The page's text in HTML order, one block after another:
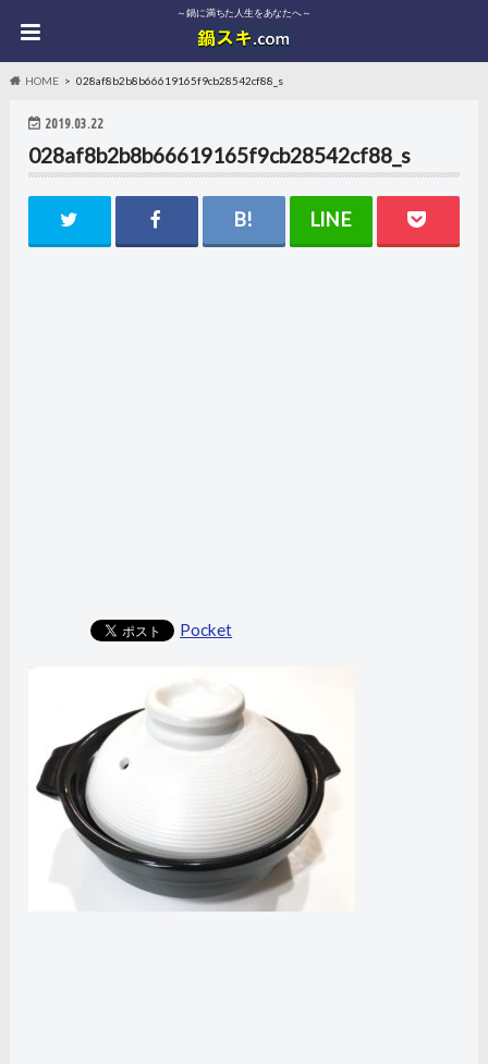
～鍋に満ちた人生をあなたへ～
HOME 028af8b2b8b66619165f9cb28542cf88_s
2019.03.22
028af8b2b8b66619165f9cb28542cf88_s
Pocket